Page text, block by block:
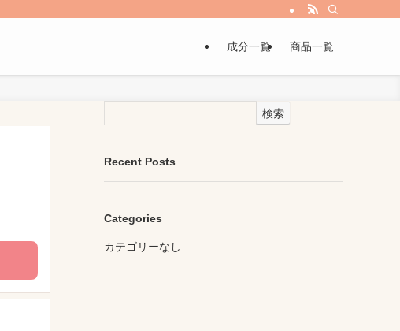
成分一覧 商品一覧
検索
Recent Posts
Categories
カテゴリーなし